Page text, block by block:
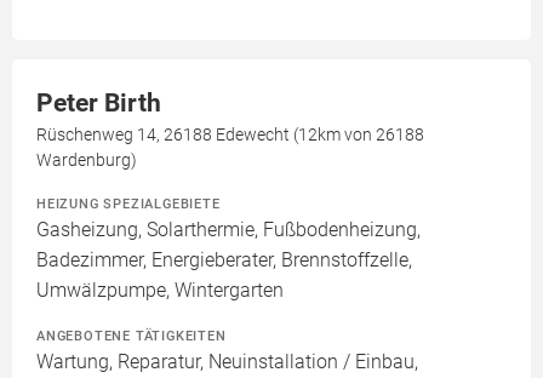
Peter Birth
Rüschenweg 14, 26188 Edewecht (12km von 26188
Wardenburg)
HEIZUNG SPEZIALGEBIETE
Gasheizung, Solarthermie, Fußbodenheizung,
Badezimmer, Energieberater, Brennstoffzelle,
Umwälzpumpe, Wintergarten
ANGEBOTENE TÄTIGKEITEN
Wartung, Reparatur, Neuinstallation / Einbau,